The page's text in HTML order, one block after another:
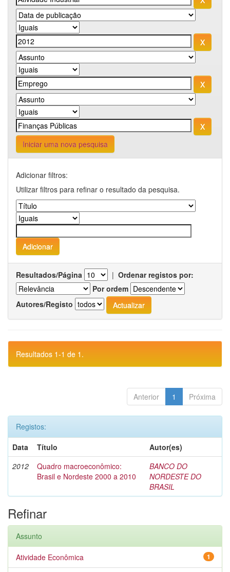
Iniciar uma nova pesquisa
Adicionar filtros:
Utilizar filtros para refinar o resultado da pesquisa.
Resultados/Página | Ordenar registos por:
Por ordem
Autores/Registo
Resultados 1-1 de 1.
Anterior 1 Próxima
Registos:
Data
Título
Autor(es)
2012
Quadro macroeconômico:
Brasil e Nordeste 2000 a 2010
BANCO DO
NORDESTE DO
BRASIL
Refinar
Assunto
1
Atividade Econômica